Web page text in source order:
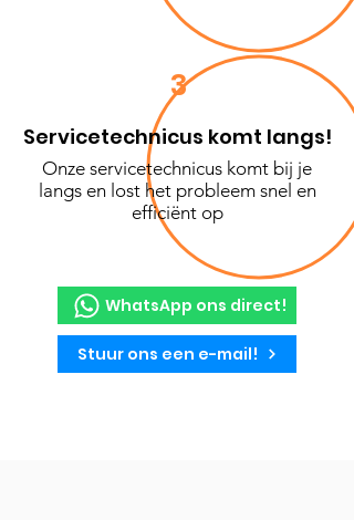
3
Servicetechnicus komt langs!
Onze servicetechnicus komt bij je
langs en lost het probleem snel en
efficiënt op
WhatsApp ons direct!
Stuur ons een e-mail!